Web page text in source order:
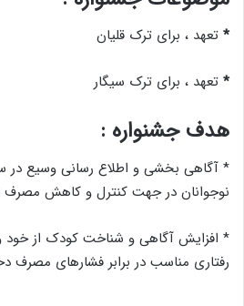
* تعهد ، برای ترک قلیان
* تعهد ، برای ترک سیگار
هدف جشنواره :
* آگاهی بخشی و اطلاع رسانی وسیع در
نوجوانان در جهت کنترل و کاهش مصرف
* افزایش آگاهی و شناخت کودک از خود
رفتاری مناسب در برابر فشارهای مصرف